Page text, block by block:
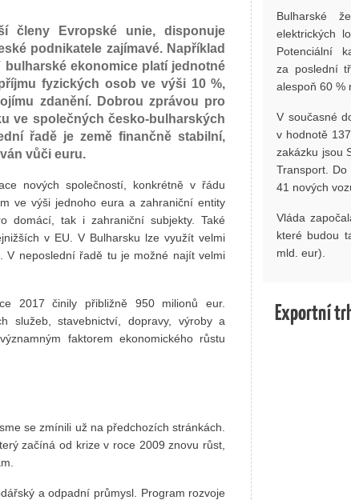
členy Evropské unie, disponuje
podnikatele zajímavé. Například
bulharské ekonomice platí jednotné
fyzických osob ve výši 10 %,
zdanění. Dobrou zprávou pro
ve společných česko-bulharských
řadě je země finančně stabilní,
vůči euru.
nových společností, konkrétně v řádu
ve výši jednoho eura a zahraniční entity
domácí, tak i zahraniční subjekty. Také
v EU. V Bulharsku lze využít velmi
V neposlední řadě tu je možné najít velmi
2017 činily přibližně 950 milionů eur.
služeb, stavebnictví, dopravy, výroby a
faktorem ekonomického růstu
se zmínili už na předchozích stránkách.
začíná od krize v roce 2009 znovu růst,
a odpadní průmysl. Program rozvoje
Bulharské
elektrických
Potenciální
za poslední
alespoň 60 %
V současné
v hodnotě
zakázku jsou
Transport.
41 nových
Vláda
které budou
mld. eur).
Exportní